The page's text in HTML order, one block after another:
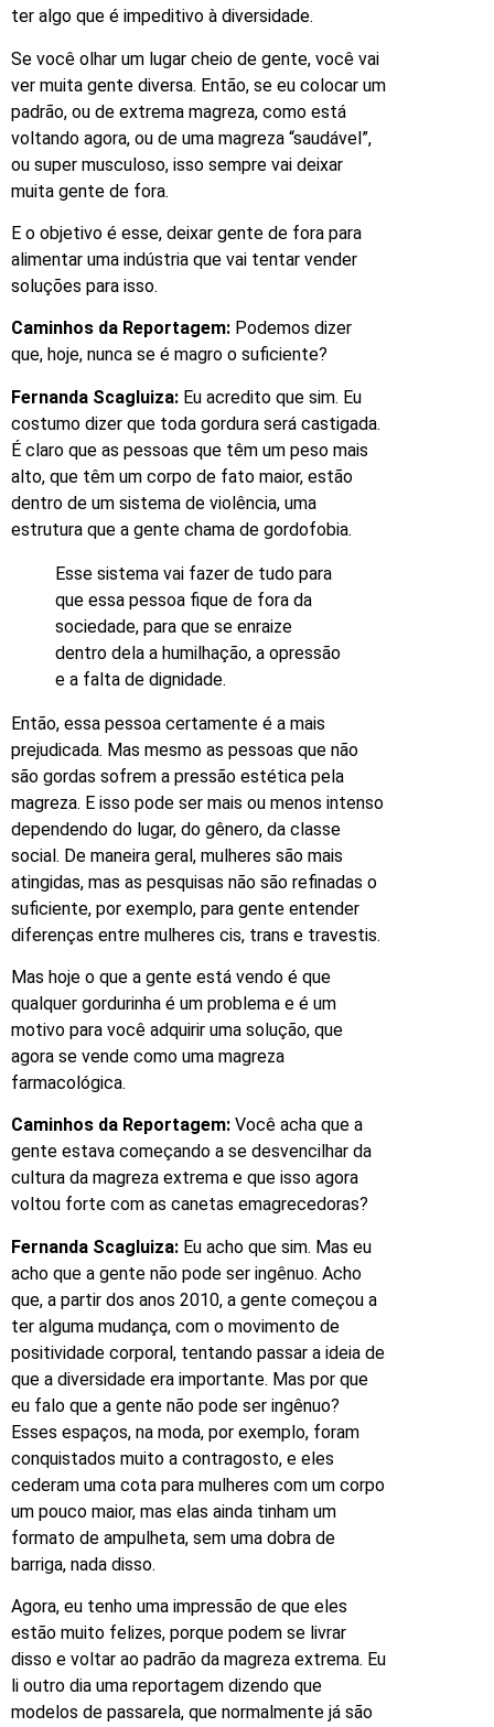
ter algo que é impeditivo à diversidade.
Se você olhar um lugar cheio de gente, você vai
ver muita gente diversa. Então, se eu colocar um
padrão, ou de extrema magreza, como está
voltando agora, ou de uma magreza “saudável”,
ou super musculoso, isso sempre vai deixar
muita gente de fora.
E o objetivo é esse, deixar gente de fora para
alimentar uma indústria que vai tentar vender
soluções para isso.
Caminhos da Reportagem: Podemos dizer
que, hoje, nunca se é magro o suficiente?
Fernanda Scagluiza: Eu acredito que sim. Eu
costumo dizer que toda gordura será castigada.
É claro que as pessoas que têm um peso mais
alto, que têm um corpo de fato maior, estão
dentro de um sistema de violência, uma
estrutura que a gente chama de gordofobia.
Esse sistema vai fazer de tudo para
que essa pessoa fique de fora da
sociedade, para que se enraize
dentro dela a humilhação, a opressão
e a falta de dignidade.
Então, essa pessoa certamente é a mais
prejudicada. Mas mesmo as pessoas que não
são gordas sofrem a pressão estética pela
magreza. E isso pode ser mais ou menos intenso
dependendo do lugar, do gênero, da classe
social. De maneira geral, mulheres são mais
atingidas, mas as pesquisas não são refinadas o
suficiente, por exemplo, para gente entender
diferenças entre mulheres cis, trans e travestis.
Mas hoje o que a gente está vendo é que
qualquer gordurinha é um problema e é um
motivo para você adquirir uma solução, que
agora se vende como uma magreza
farmacológica.
Caminhos da Reportagem: Você acha que a
gente estava começando a se desvencilhar da
cultura da magreza extrema e que isso agora
voltou forte com as canetas emagrecedoras?
Fernanda Scagluiza: Eu acho que sim. Mas eu
acho que a gente não pode ser ingênuo. Acho
que, a partir dos anos 2010, a gente começou a
ter alguma mudança, com o movimento de
positividade corporal, tentando passar a ideia de
que a diversidade era importante. Mas por que
eu falo que a gente não pode ser ingênuo?
Esses espaços, na moda, por exemplo, foram
conquistados muito a contragosto, e eles
cederam uma cota para mulheres com um corpo
um pouco maior, mas elas ainda tinham um
formato de ampulheta, sem uma dobra de
barriga, nada disso.
Agora, eu tenho uma impressão de que eles
estão muito felizes, porque podem se livrar
disso e voltar ao padrão da magreza extrema. Eu
li outro dia uma reportagem dizendo que
modelos de passarela, que normalmente já são